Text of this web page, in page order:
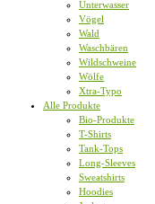
Unterwasser
Vögel
Wald
Waschbären
Wildschweine
Wölfe
Xtra-Typo
Alle Produkte
Bio-Produkte
T-Shirts
Tank-Tops
Long-Sleeves
Sweatshirts
Hoodies